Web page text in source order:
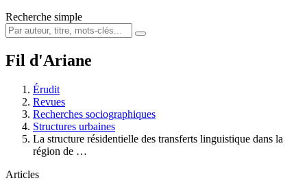
Recherche simple
Fil d'Ariane
Érudit
Revues
Recherches sociographiques
Structures urbaines
La structure résidentielle des transferts linguistique dans la
région de …
Articles